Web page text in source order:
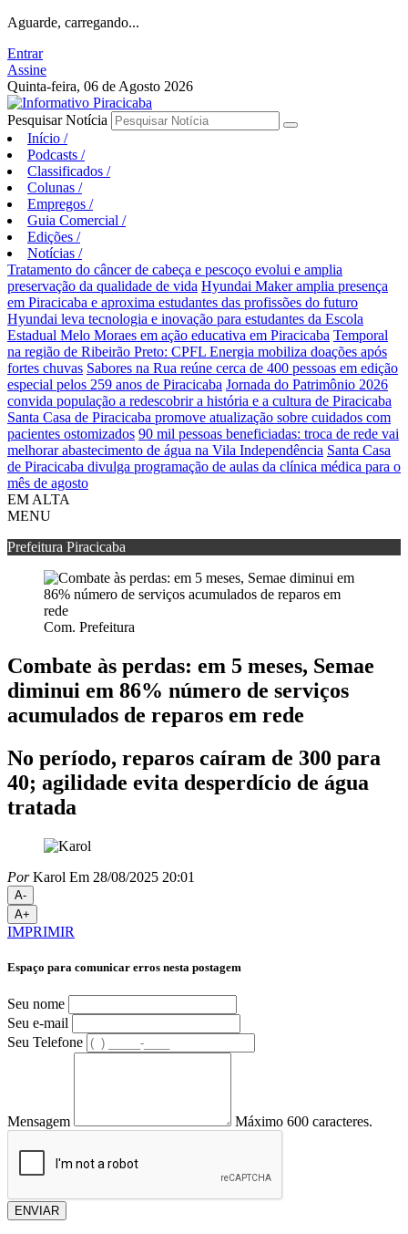
Aguarde, carregando...
Entrar
Assine
Quinta-feira, 06 de Agosto 2026
Pesquisar Notícia
Início /
Podcasts /
Classificados /
Colunas /
Empregos /
Guia Comercial /
Edições /
Notícias /
Tratamento do câncer de cabeça e pescoço evolui e amplia
preservação da qualidade de vida Hyundai Maker amplia presença
em Piracicaba e aproxima estudantes das profissões do futuro
Hyundai leva tecnologia e inovação para estudantes da Escola
Estadual Melo Moraes em ação educativa em Piracicaba Temporal
na região de Ribeirão Preto: CPFL Energia mobiliza doações após
fortes chuvas Sabores na Rua reúne cerca de 400 pessoas em edição
especial pelos 259 anos de Piracicaba Jornada do Patrimônio 2026
convida população a redescobrir a história e a cultura de Piracicaba
Santa Casa de Piracicaba promove atualização sobre cuidados com
pacientes ostomizados 90 mil pessoas beneficiadas: troca de rede vai
melhorar abastecimento de água na Vila Independência Santa Casa
de Piracicaba divulga programação de aulas da clínica médica para o
mês de agosto
EM ALTA
MENU
Prefeitura Piracicaba
Com. Prefeitura
Combate às perdas: em 5 meses, Semae
diminui em 86% número de serviços
acumulados de reparos em rede
No período, reparos caíram de 300 para
40; agilidade evita desperdício de água
tratada
PorKarol Em 28/08/2025 20:01
A-
A+
IMPRIMIR
Espaço para comunicar erros nesta postagem
Seu nome
Seu e-mail
Seu Telefone
Mensagem Máximo 600 caracteres.
ENVIAR